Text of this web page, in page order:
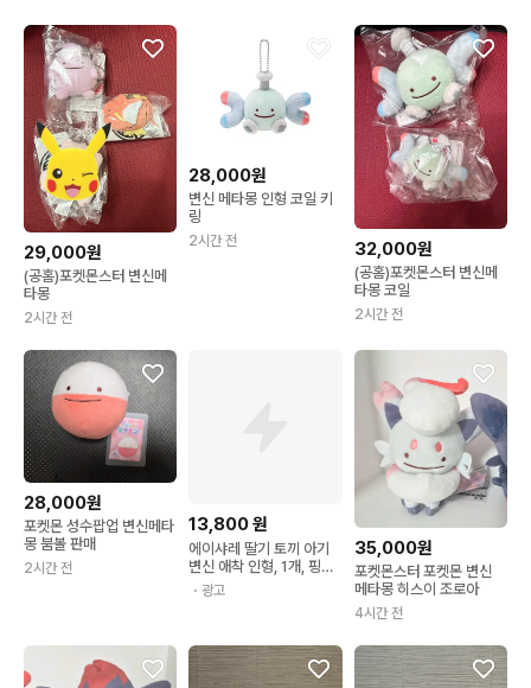
29,000원
(공홈)포켓몬스터 변신메
타몽
2시간 전
28,000원
변신 메타몽 인형 코일 키
링
2시간 전 32,000원
(공홈)포켓몬스터 변신메
타몽 코일
2시간 전
28,000원
포켓몬 성수팝업 변신메타
몽 붐볼 판매
2시간 전
13,800원
에이샤레 딸기 토끼 아기
변신 애착 인형, 1개, 핑크,
20cm
・광고
35,000원
포켓몬스터 포켓몬 변신
메타몽 히스이 조로아
4시간 전